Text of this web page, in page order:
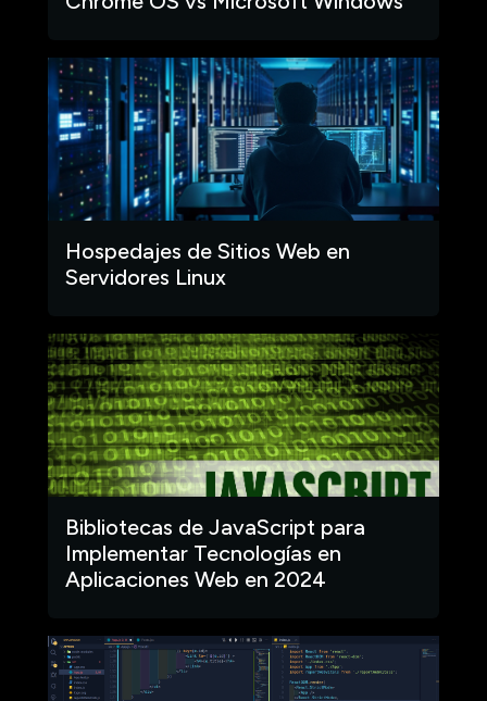
Hospedajes de Sitios Web en
Servidores Linux
Bibliotecas de JavaScript para
Implementar Tecnologías en
Aplicaciones Web en 2024